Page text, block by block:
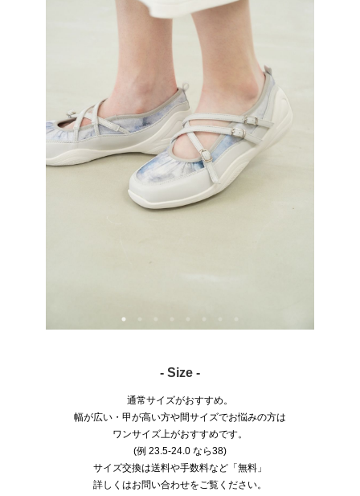
- Size -
通常サイズがおすすめ。
幅が広い・甲が高い方や間サイズでお悩みの方は
ワンサイズ上がおすすめです。
(例 23.5-24.0 なら38)
サイズ交換は送料や手数料など「無料」
詳しくはお問い合わせをご覧ください。